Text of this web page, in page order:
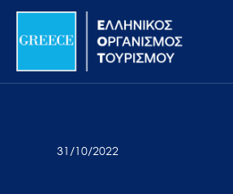
Σημείωση:
ιστότοπος
προσβασιμότητας.
Μετάβαση
περιεχόμενο
31/10/2022